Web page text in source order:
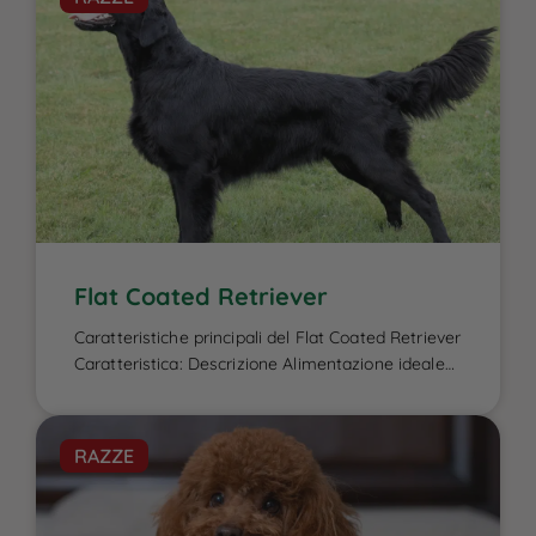
Flat Coated Retriever
Caratteristiche principali del Flat Coated Retriever
Caratteristica: Descrizione Alimentazione ideale
Flat Coated Retriever è un elemento cruciale per
garantire la sua energia elevata, il benessere
fisico e la salute del mantello, caratteristiche che
lo contraddistinguono. Essendo un cane attivo e
di taglia media-grande, ha bisogno di una dieta
RAZZE